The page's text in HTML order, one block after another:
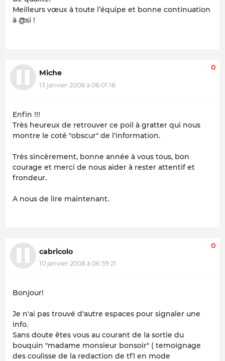
Meilleurs vœux à toute l’équipe et bonne continuation
à @si !
Miche
13 janvier 2008 à 06:01:18
0
Enfin !!!
Très heureux de retrouver ce poil à gratter qui nous
montre le coté "obscur" de l'information.
Très sincèrement, bonne année à vous tous, bon
courage et merci de nous aider à rester attentif et
frondeur.
A nous de lire maintenant.
cabricolo
10 janvier 2008 à 06:59:21
0
Bonjour!
Je n'ai pas trouvé d'autre espaces pour signaler une
info.
Sans doute êtes vous au courant de la sortie du
bouquin "madame monsieur bonsoir" ( temoignage
des coulisse de la redaction de tf1 en mode